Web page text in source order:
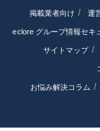
掲載業者向け 運
eclore グループ情報セキ
サイトマップ
お悩み解決コラム